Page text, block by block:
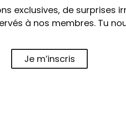
exclusives, de surprises
à nos membres. Tu
Je m’inscris